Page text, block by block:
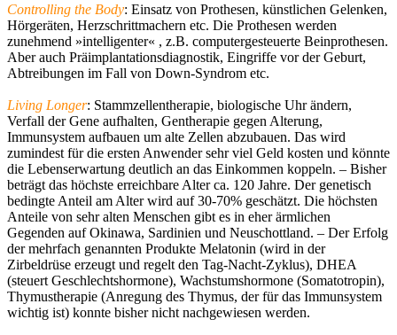
Controlling the Body: Einsatz von Prothesen, künstlichen Gelenken,
Hörgeräten, Herzschrittmachern etc. Die Prothesen werden
zunehmend »intelligenter« , z.B. computergesteuerte Beinprothesen.
Aber auch Präimplantationsdiagnostik, Eingriffe vor der Geburt,
Abtreibungen im Fall von Down-Syndrom etc.
Living Longer: Stammzellentherapie, biologische Uhr ändern,
Verfall der Gene aufhalten, Gentherapie gegen Alterung,
Immunsystem aufbauen um alte Zellen abzubauen. Das wird
zumindest für die ersten Anwender sehr viel Geld kosten und könnte
die Lebenserwartung deutlich an das Einkommen koppeln. – Bisher
beträgt das höchste erreichbare Alter ca. 120 Jahre. Der genetisch
bedingte Anteil am Alter wird auf 30-70% geschätzt. Die höchsten
Anteile von sehr alten Menschen gibt es in eher ärmlichen
Gegenden auf Okinawa, Sardinien und Neuschottland. – Der Erfolg
der mehrfach genannten Produkte Melatonin (wird in der
Zirbeldrüse erzeugt und regelt den Tag-Nacht-Zyklus), DHEA
(steuert Geschlechtshormone), Wachstumshormone (Somatotropin),
Thymustherapie (Anregung des Thymus, der für das Immunsystem
wichtig ist) konnte bisher nicht nachgewiesen werden.